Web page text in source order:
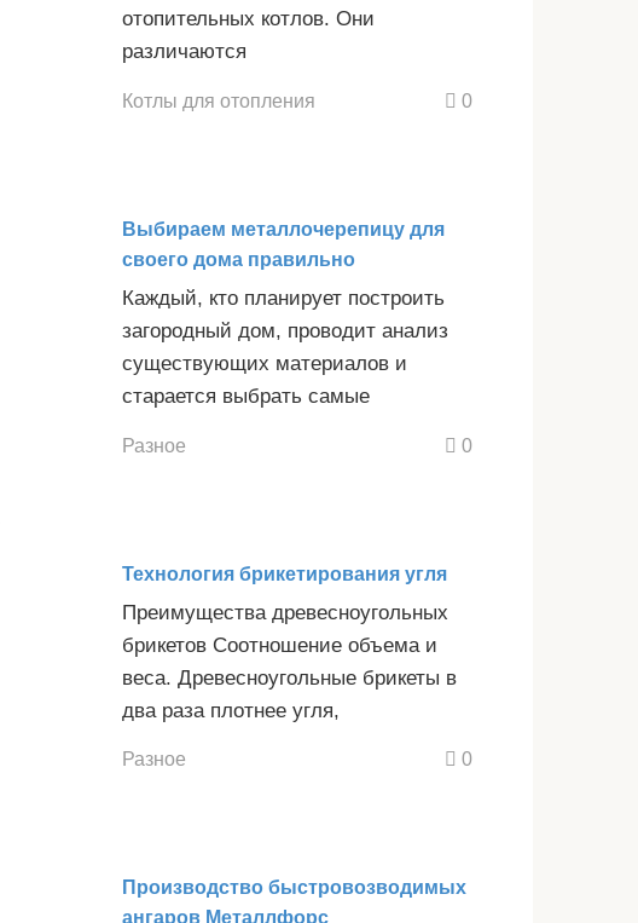
отопительных котлов. Они
различаются
Котлы для отопления 0
Выбираем металлочерепицу для
своего дома правильно
Каждый, кто планирует построить
загородный дом, проводит анализ
существующих материалов и
старается выбрать самые
Разное 0
Технология брикетирования угля
Преимущества древесноугольных
брикетов Соотношение объема и
веса. Древесноугольные брикеты в
два раза плотнее угля,
Разное 0
Производство быстровозводимых
ангаров Металлфорс